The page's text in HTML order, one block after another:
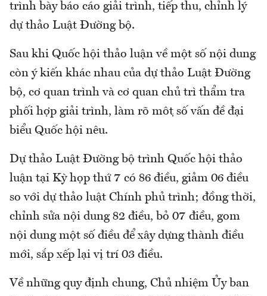
trình bày báo cáo giải trình, tiếp thu, chỉnh lý
dự thảo Luật Đường bộ.
Sau khi Quốc hội thảo luận về một số nội dung
còn ý kiến khác nhau của dự thảo Luật Đường
bộ, cơ quan trình và cơ quan chủ trì thẩm tra
phối hợp giải trình, làm rõ một số vấn đề đại
biểu Quốc hội nêu.
Dự thảo Luật Đường bộ trình Quốc hội thảo
luận tại Kỳ họp thứ 7 có 86 điều, giảm 06 điều
so với dự thảo luật Chính phủ trình; đồng thời,
chỉnh sửa nội dung 82 điều, bỏ 07 điều, gom
nội dung một số điều để xây dựng thành điều
mới, sắp xếp lại vị trí 03 điều.
Về những quy định chung, Chủ nhiệm Ủy ban